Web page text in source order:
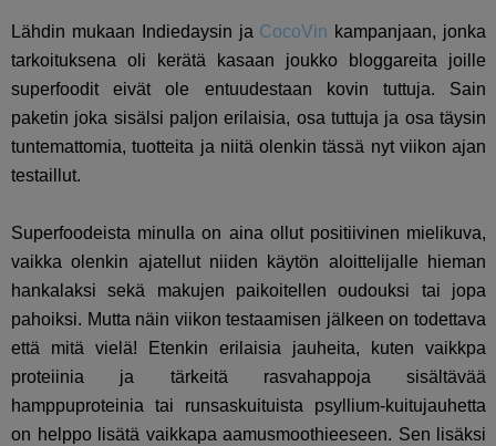
Lähdin mukaan Indiedaysin ja CocoVin kampanjaan, jonka
tarkoituksena oli kerätä kasaan joukko bloggareita joille
superfoodit eivät ole entuudestaan kovin tuttuja. Sain
paketin joka sisälsi paljon erilaisia, osa tuttuja ja osa täysin
tuntemattomia, tuotteita ja niitä olenkin tässä nyt viikon ajan
testaillut.
Superfoodeista minulla on aina ollut positiivinen mielikuva,
vaikka olenkin ajatellut niiden käytön aloittelijalle hieman
hankalaksi sekä makujen paikoitellen oudouksi tai jopa
pahoiksi. Mutta näin viikon testaamisen jälkeen on todettava
että mitä vielä! Etenkin erilaisia jauheita, kuten vaikkpa
proteiinia ja tärkeitä rasvahappoja sisältävää
hamppuproteinia tai runsaskuituista psyllium-kuitujauhetta
on helppo lisätä vaikkapa aamusmoothieeseen. Sen lisäksi